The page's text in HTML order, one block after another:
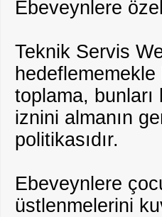
Ebeveynlere
Teknik Servis
toplama,
iznini almanın
politikasıdır.
Ebeveynlere
üstlenmelerini